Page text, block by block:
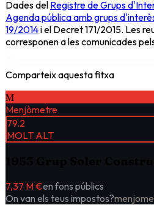
Dades del Registre de Grups
Agenda pública amb grups
19/2014i el Decret 171/2015. Les
corresponen a les comunicades
Comparteix aquesta fitxa
M
Menjòmetre
79.2
MOLT ALT
7,37 M €en fons públics
On van els teus impostos?